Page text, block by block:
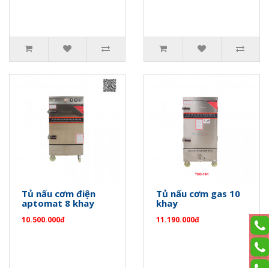
Tủ nấu cơm điện
aptomat 8 khay
10.500.000đ
Tủ nấu cơm gas 10
khay
11.190.000đ